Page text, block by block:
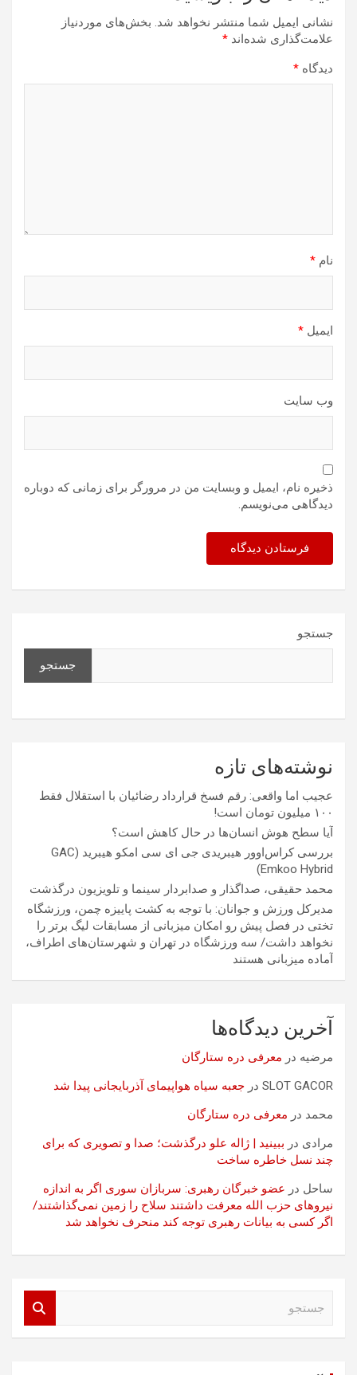
نشانی ایمیل شما منتشر نخواهد شد. بخش‌های موردنیاز
علامت‌گذاری شده‌اند *
دیدگاه *
نام *
ایمیل *
وب‌ سایت
ذخیره نام، ایمیل و وبسایت من در مرورگر برای زمانی که دوباره
دیدگاهی می‌نویسم.
جستجو
جستجو
نوشته‌های تازه
عجیب اما واقعی: رقم فسخ قرارداد رضائیان با استقلال فقط
۱۰۰ میلیون تومان است!
آیا سطح هوش انسان‌ها در حال کاهش است؟
بررسی کراس‌اوور هیبریدی جی ای سی امکو هیبرید (GAC
Emkoo Hybrid)
محمد حقیقی، صداگذار و صدابردار سینما و تلویزیون درگذشت
مدیرکل ورزش و جوانان: با توجه به کشت پاییزه چمن، ورزشگاه
تختی در فصل پیش رو امکان میزبانی از مسابقات لیگ برتر را
نخواهد داشت/ سه ورزشگاه در تهران و شهرستان‌های اطراف،
آماده میزبانی هستند
آخرین دیدگاه‌ها
مرضیه در معرفی دره ستارگان
SLOT GACOR در جعبه سیاه هواپیمای آذربایجانی پیدا شد
محمد در معرفی دره ستارگان
مرادی در ببینید | ژاله علو درگذشت؛ صدا و تصویری که برای
چند نسل خاطره ساخت
ساحل در عضو خبرگان رهبری: سربازان سوری اگر به اندازه
نیروهای حزب الله معرفت داشتند سلاح را زمین نمی‌گذاشتند/
اگر کسی به بیانات رهبری توجه کند منحرف نخواهد شد